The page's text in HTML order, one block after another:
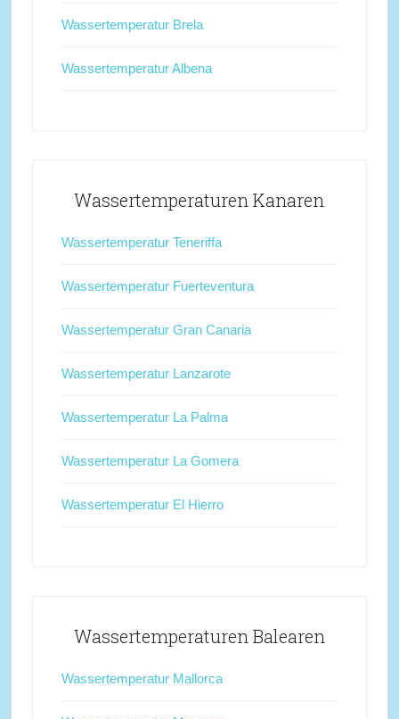
Wassertemperatur Brela
Wassertemperatur Albena
Wassertemperaturen Kanaren
Wassertemperatur Teneriffa
Wassertemperatur Fuerteventura
Wassertemperatur Gran Canaria
Wassertemperatur Lanzarote
Wassertemperatur La Palma
Wassertemperatur La Gomera
Wassertemperatur El Hierro
Wassertemperaturen Balearen
Wassertemperatur Mallorca